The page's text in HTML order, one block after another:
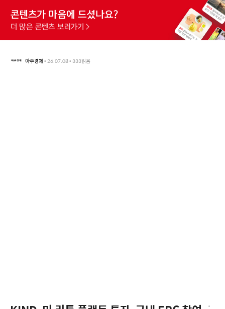
아주경제• 26.07.08• 333읽음